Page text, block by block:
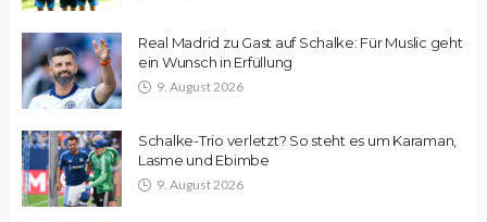
Real Madrid zu Gast auf Schalke: Für Muslic geht
ein Wunsch in Erfüllung
9. August 2026
Schalke-Trio verletzt? So steht es um Karaman,
Lasme und Ebimbe
9. August 2026